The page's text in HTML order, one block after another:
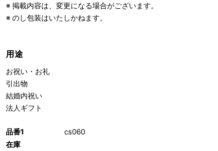
品番1
cs060
在庫
※ 掲載内容は、変更になる場合がございます。
※ のし包装はいたしかねます。
用途
お祝い・お礼
引出物
結婚内祝い
法人ギフト